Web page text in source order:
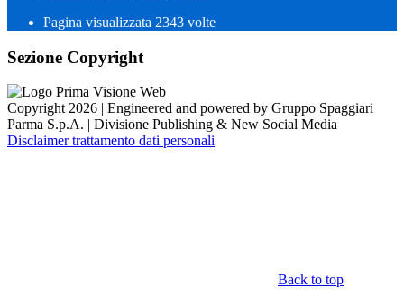
Pagina visualizzata 2343 volte
Sezione Copyright
Copyright 2026 | Engineered and powered by Gruppo Spaggiari
Parma S.p.A. | Divisione Publishing & New Social Media
Disclaimer trattamento dati personali
Back to top